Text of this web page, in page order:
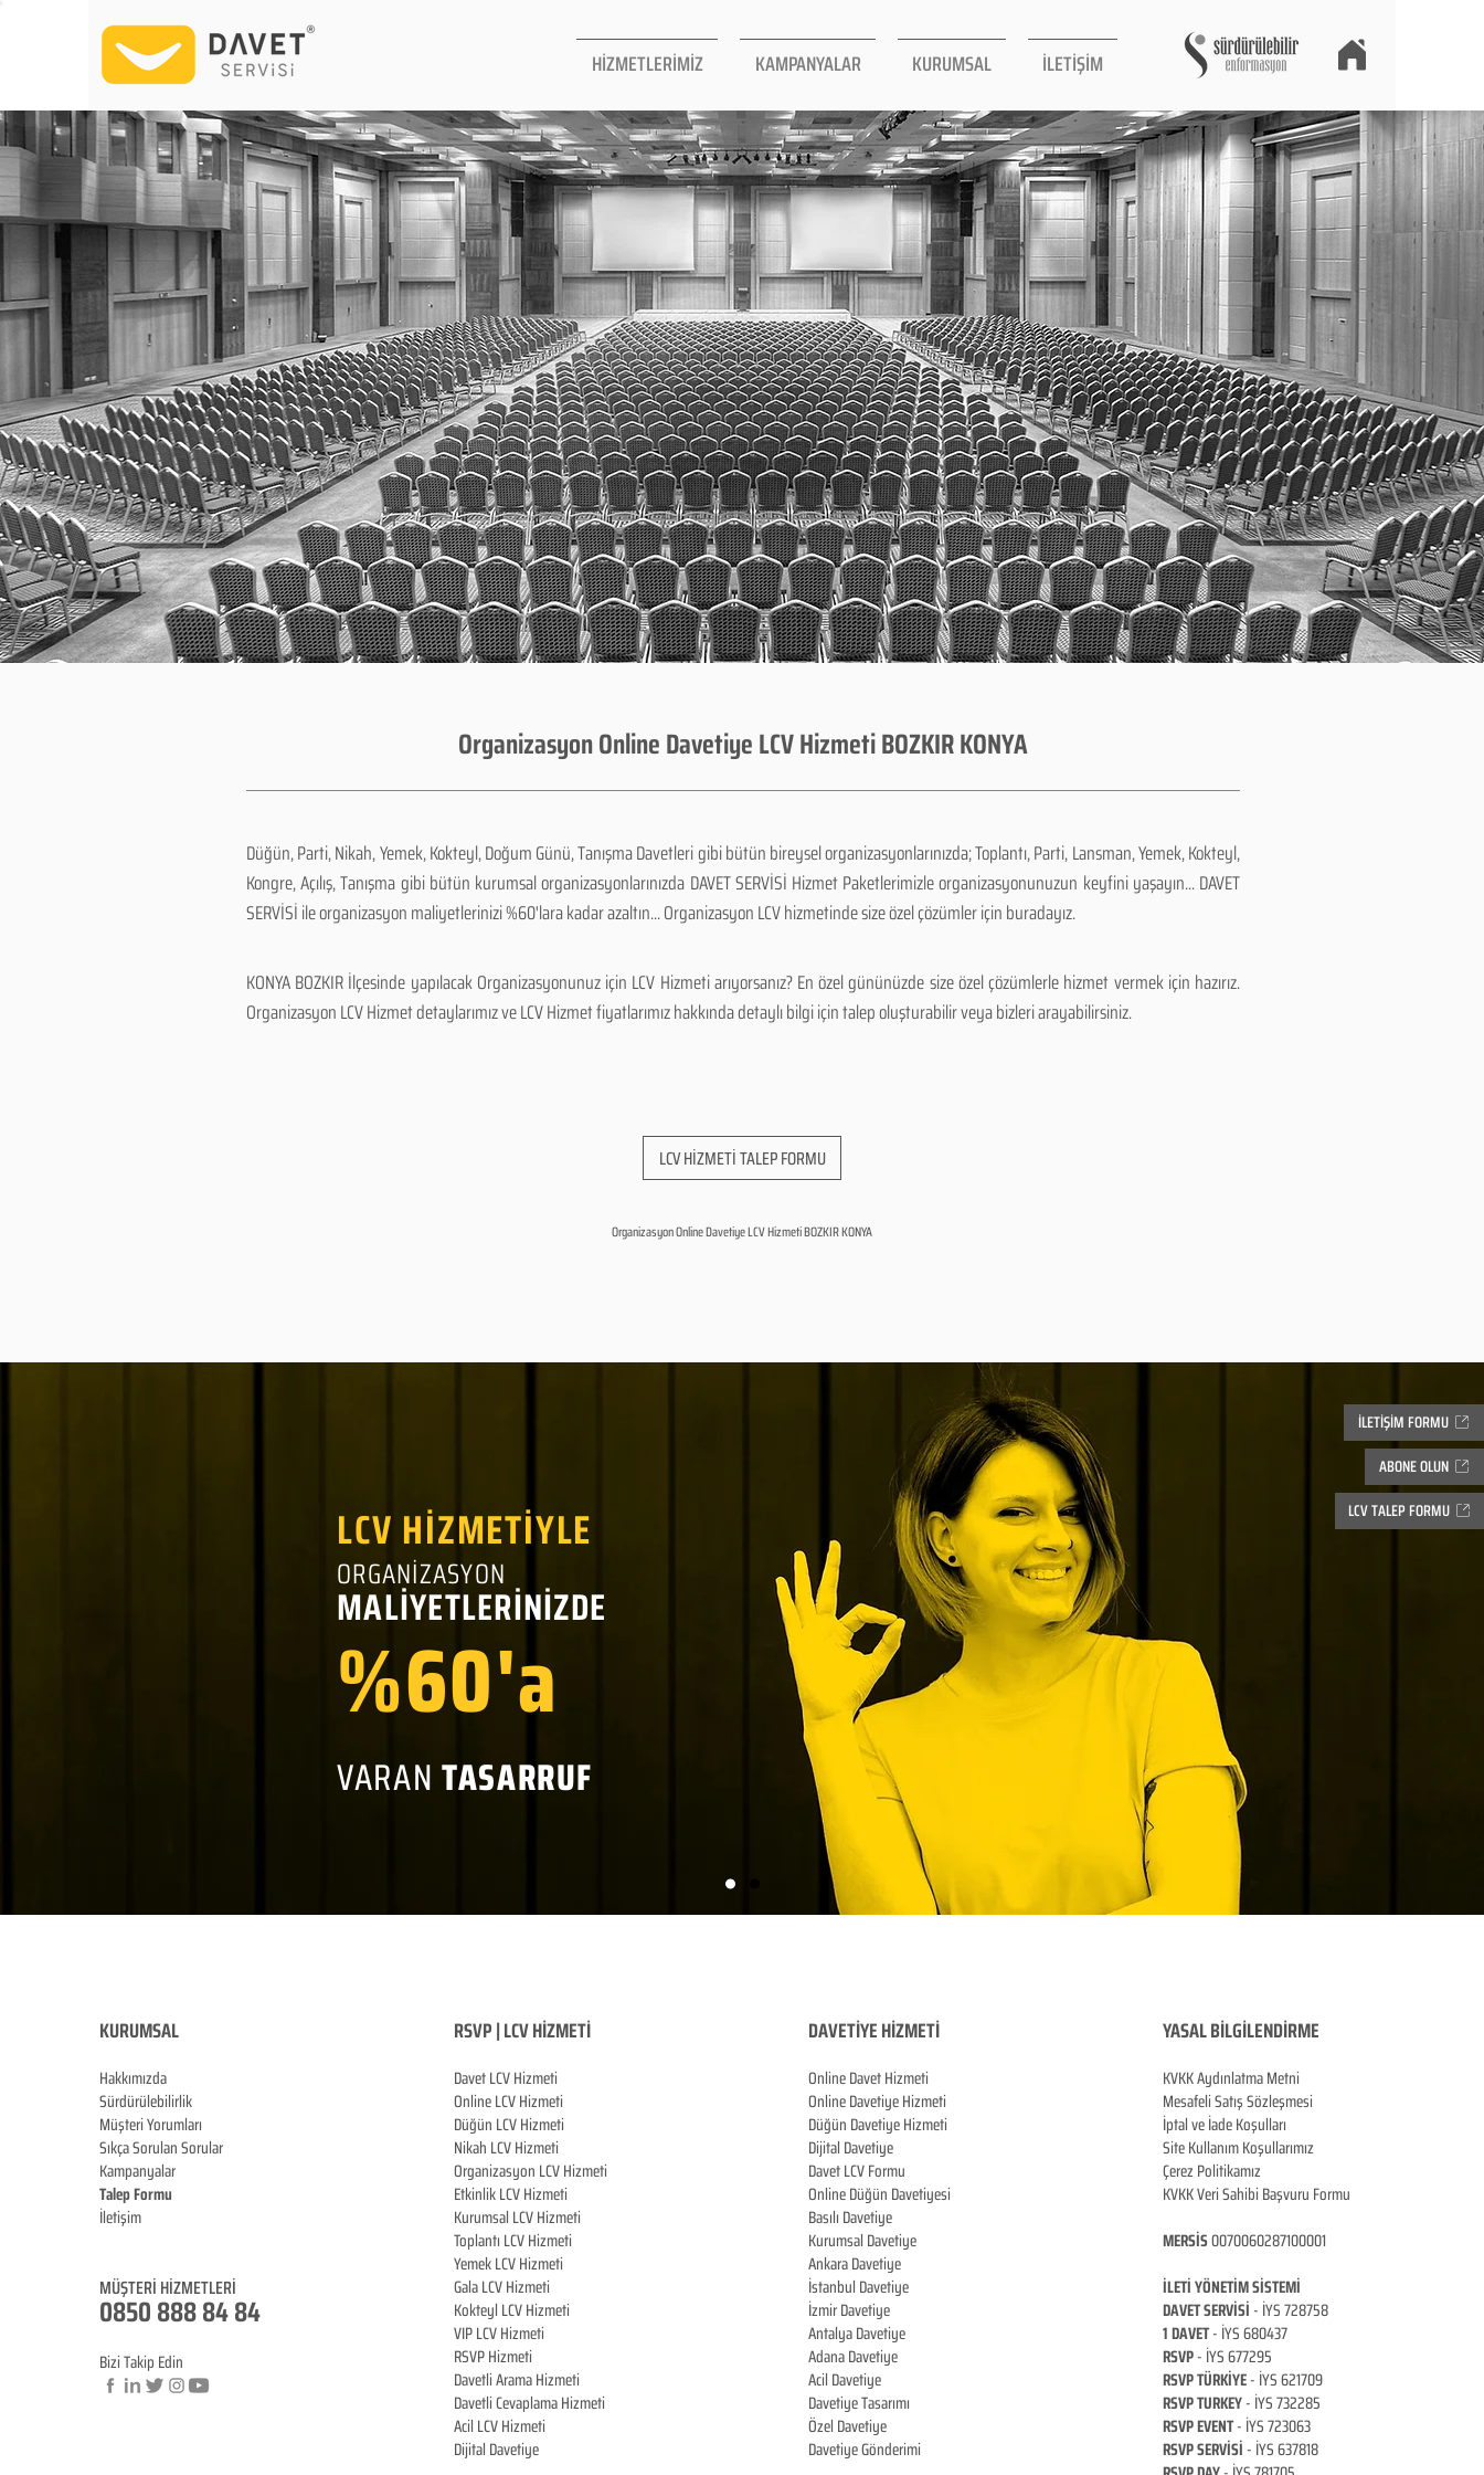
HİZMETLERİMİZ KAMPANYALAR KURUMSAL İLETİŞİM
ABONE OLUN
LCV TALEP FORMU
İLETİŞİM FORMU
Organizasyon Online Davetiye LCV Hizmeti BOZKIR KONYA
Düğün, Parti, Nikah, Yemek, Kokteyl, Doğum Günü, Tanışma Davetleri gibi bütün bireysel organizasyonlarınızda; Toplantı, Parti, Lansman, Yemek, Kokteyl,
Kongre, Açılış, Tanışma gibi bütün kurumsal organizasyonlarınızda DAVET SERVİSİ Hizmet Paketlerimizle organizasyonunuzun keyfini yaşayın... DAVET
SERVİSİ ile organizasyon maliyetlerinizi %60'lara kadar azaltın... Organizasyon LCV hizmetinde size özel çözümler için buradayız.
KONYA BOZKIR İlçesinde yapılacak Organizasyonunuz için LCV Hizmeti arıyorsanız? En özel gününüzde size özel çözümlerle hizmet vermek için hazırız.
Organizasyon LCV Hizmet detaylarımız ve LCV Hizmet fiyatlarımız hakkında detaylı bilgi için talep oluşturabilir veya bizleri arayabilirsiniz.
LCV HİZMETİ TALEP FORMU
Organizasyon Online Davetiye LCV Hizmeti BOZKIR KONYA
LCV HİZMETİYLE
ORGANİZASYON
MALİYETLERİNİZDE
%60'a
VARANTASARRUF
KURUMSAL
Hakkımızda
Sürdürülebilirlik
Müşteri Yorumları
Sıkça Sorulan Sorular
Kampanyalar
Talep Formu
İletişim
MÜŞTERİ HİZMETLERİ
0850 888 84 84
Bizi Takip Edin
RSVP | LCV HİZMETİ
Davet LCV Hizmeti
Online LCV Hizmeti
Düğün LCV Hizmeti
Nikah LCV Hizmeti
Organizasyon LCV Hizmeti
Etkinlik LCV Hizmeti
Kurumsal LCV Hizmeti
Toplantı LCV Hizmeti
Yemek LCV Hizmeti
Gala LCV Hizmeti
Kokteyl LCV Hizmeti
VIP LCV Hizmeti
RSVP Hizmeti
Davetli Arama Hizmeti
Davetli Cevaplama Hizmeti
Acil LCV Hizmeti
Dijital Davetiye
DAVETİYE HİZMETİ
Online Davet Hizmeti
Online Davetiye Hizmeti
Düğün Davetiye Hizmeti
Dijital Davetiye
Davet LCV Formu
Online Düğün Davetiyesi
Basılı Davetiye
Kurumsal Davetiye
Ankara Davetiye
İstanbul Davetiye
İzmir Davetiye
Antalya Davetiye
Adana Davetiye
Acil Davetiye
Davetiye Tasarımı
Özel Davetiye
Davetiye Gönderimi
YASAL BİLGİLENDİRME
KVKK Aydınlatma Metni
Mesafeli Satış Sözleşmesi
İptal ve İade Koşulları
Site Kullanım Koşullarımız
Çerez Politikamız
KVKK Veri Sahibi Başvuru Formu
MERSİS0070060287100001
İLETİ YÖNETİM SİSTEMİ
DAVET SERVİSİ- İYS 728758
1 DAVET- İYS 680437
RSVP- İYS 677295
RSVP TÜRKİYE- İYS 621709
RSVP TURKEY- İYS 732285
RSVP EVENT- İYS 723063
RSVP SERVİSİ- İYS 637818